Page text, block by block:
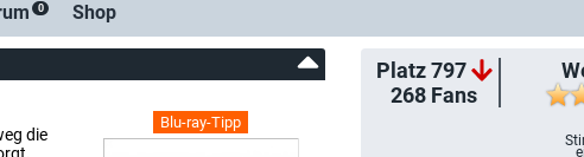
0 Shop
Platz 797
268 Fans
Blu-ray-Tipp
die